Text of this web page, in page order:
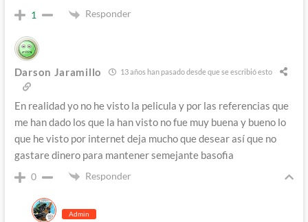
1 Responder
Darson Jaramillo 13 años han pasado desde que se escribió esto
En realidad yo no he visto la pelicula y por las referencias que
me han dado los que la han visto no fue muy buena y bueno lo
que he visto por internet deja mucho que desear así que no
gastare dinero para mantener semejante basofia
0 Responder
Admin